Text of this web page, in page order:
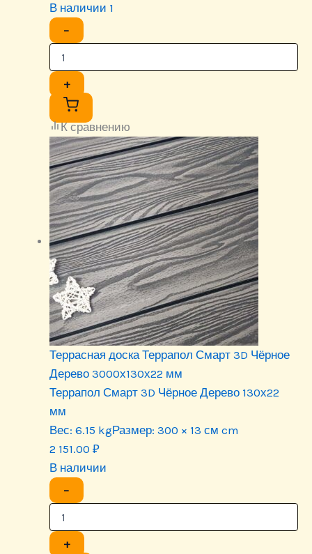
В наличии 1
−
+
К сравнению
Террасная доска Террапол Смарт 3D Чёрное
Дерево 3000х130х22 мм
Террапол Смарт 3D Чёрное Дерево 130х22
мм
Вес: 6.15 kgРазмер: 300 × 13 см cm
2 151.00 ₽
В наличии
−
+